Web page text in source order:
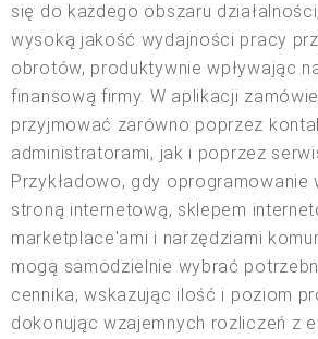
się do każdego obszaru
wysoką jakość wydajności pracy
obrotów, produktywnie wpływając
finansową firmy. W aplikacji
przyjmować zarówno poprzez
administratorami, jak i poprzez
Przykładowo, gdy oprogramowanie
stroną internetową, sklepem
marketplace'ami i narzędziami
mogą samodzielnie wybrać
cennika, wskazując ilość i poziom
dokonując wzajemnych rozliczeń z